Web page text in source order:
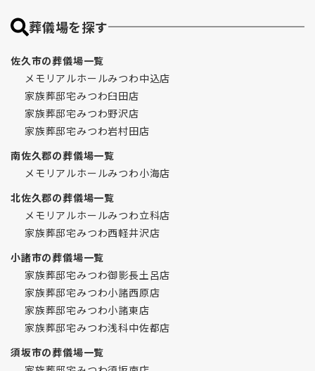
葬儀場を探す
佐久市の葬儀場一覧
メモリアルホールみつわ中込店
家族葬邸宅みつわ臼田店
家族葬邸宅みつわ野沢店
家族葬邸宅みつわ岩村田店
南佐久郡の葬儀場一覧
メモリアルホールみつわ小海店
北佐久郡の葬儀場一覧
メモリアルホールみつわ立科店
家族葬邸宅みつわ西軽井沢店
小諸市の葬儀場一覧
家族葬邸宅みつわ御影長土呂店
家族葬邸宅みつわ小諸西原店
家族葬邸宅みつわ小諸東店
家族葬邸宅みつわ浅科中佐都店
須坂市の葬儀場一覧